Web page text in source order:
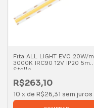
Fita ALL LIGHT EVO 20W/m
3000K IRC90 12V IP20 5m
Stella
R$263,10
10 x de R$26,31 sem juros